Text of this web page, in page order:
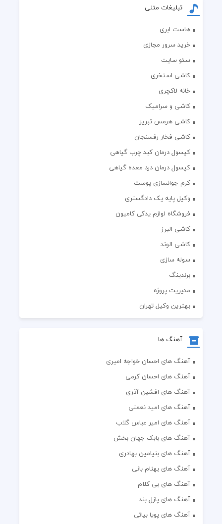
تبلیغات متنی
هاست ابری
خرید سرور مجازی
سئو سایت
کاشی استخری
خانه لاکچری
کاشی و سرامیک
کاشی هرمس تبریز
کاشی فخار رفسنجان
کپسول درمان کبد چرب گیاهی
کپسول درمان درد معده گیاهی
کرم جوانسازی پوست
وکیل پایه یک دادگستری
فروشگاه لوازم یدکی کامیون
کاشی البرز
کاشی الوند
سوله سازی
برندینگ
مدیریت پروژه
بهترین وکیل تهران
آهنگ ها
آهنگ های احسان خواجه امیری
آهنگ های احسان کرمی
آهنگ های افشین آذری
آهنگ های امید نعمتی
آهنگ های امیر عباس گلاب
آهنگ های بابک جهان بخش
آهنگ های بنیامین بهادری
آهنگ های بهنام بانی
آهنگ های بی کلام
آهنگ های پازل بند
آهنگ های پویا بیاتی